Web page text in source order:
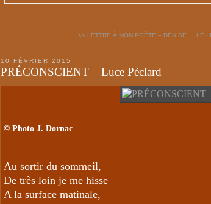
<< LETTRE À MON POÈTE – DENISE... LE
10 FÉVRIER 2015
PRÉCONSCIENT – Luce Péclard
© Photo J. Dornac
Au sortir du sommeil,
De très loin je me hisse
A la surface matinale,